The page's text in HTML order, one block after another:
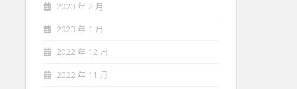
2023 年 2 月
2023 年 1 月
2022 年 12 月
2022 年 11 月